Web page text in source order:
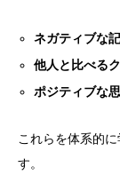
ネガティブな
他人と比べる
ポジティブな
これらを体系的
す。